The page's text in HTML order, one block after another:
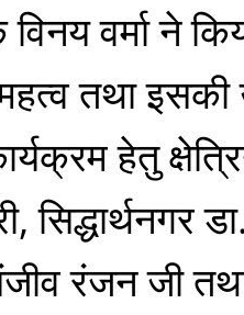
वर्मा ने
तथा इसकी
हेतु
सिद्धार्थनगर
रंजन जी